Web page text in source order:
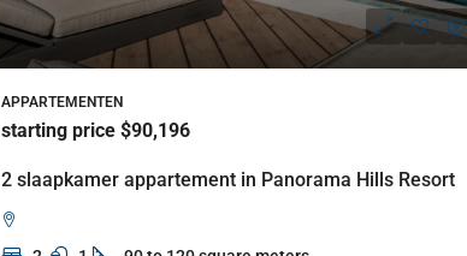
APPARTEMENTEN
starting price $90,196
2 slaapkamer appartement in Panorama Hills Resort